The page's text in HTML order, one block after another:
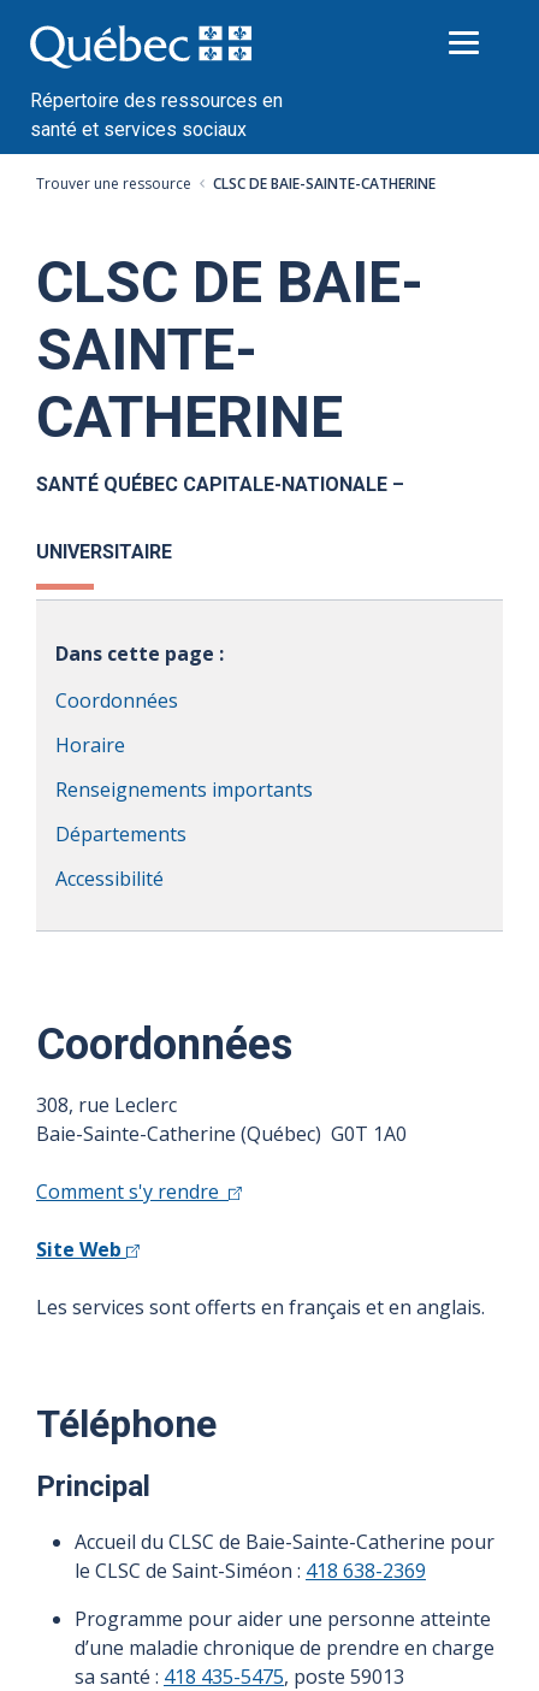
au
contenu
Répertoire des ressources en
santé et services sociaux
Trouver une ressource CLSC DE BAIE-SAINTE-CATHERINE
CLSC DE BAIE-
SAINTE-
CATHERINE
SANTÉ QUÉBEC CAPITALE-NATIONALE –
UNIVERSITAIRE
Dans cette page :
Coordonnées
Horaire
Renseignements importants
Départements
Accessibilité
Coordonnées
308, rue Leclerc
Baie-Sainte-Catherine (Québec) G0T 1A0
Comment s'y rendre
Site Web
Les services sont offerts en français et en anglais.
Téléphone
Principal
Accueil du CLSC de Baie-Sainte-Catherine pour
le CLSC de Saint-Siméon : 418 638-2369
Programme pour aider une personne atteinte
d’une maladie chronique de prendre en charge
sa santé : 418 435-5475, poste 59013